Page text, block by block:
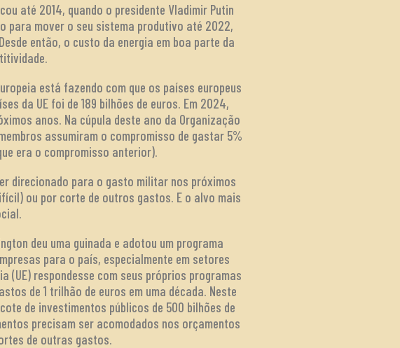
até 2014, quando o presidente Vladimir Putin
para mover o seu sistema produtivo até 2022,
então, o custo da energia em boa parte da
está fazendo com que os países europeus
da UE foi de 189 bilhões de euros. Em 2024,
anos. Na cúpula deste ano da Organização
assumiram o compromisso de gastar 5%
era o compromisso anterior).
direcionado para o gasto militar nos próximos
ou por corte de outros gastos. E o alvo mais
deu uma guinada e adotou um programa
para o país, especialmente em setores
(UE) respondesse com seus próprios programas
de 1 trilhão de euros em uma década. Neste
de investimentos públicos de 500 bilhões de
precisam ser acomodados nos orçamentos
de outras gastos.